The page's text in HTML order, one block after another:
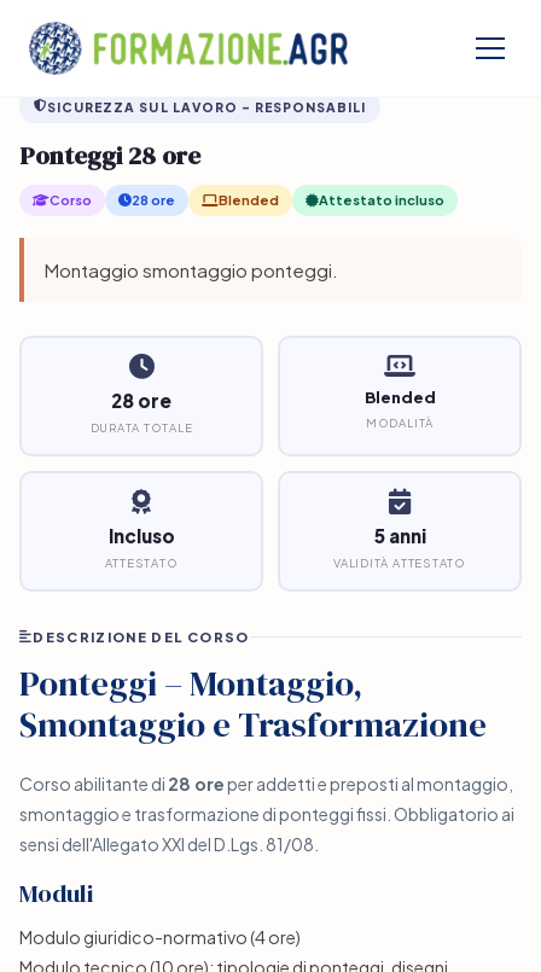
/Shop/ Sicurezza sul Lavoro – Responsabili /Ponteggi 28 ore
SICUREZZA SUL LAVORO – RESPONSABILI
Ponteggi 28 ore
Corso 28 ore Blended Attestato incluso
Montaggio smontaggio ponteggi.
28 ore
DURATA TOTALE
Blended
MODALITÀ
Incluso
ATTESTATO
5 anni
VALIDITÀ ATTESTATO
DESCRIZIONE DEL CORSO
Ponteggi – Montaggio,
Smontaggio e Trasformazione
Corso abilitante di 28 oreper addetti e preposti al montaggio,
smontaggio e trasformazione di ponteggi fissi. Obbligatorio ai
sensi dell'Allegato XXI del D.Lgs. 81/08.
Moduli
Modulo giuridico-normativo (4 ore)
Modulo tecnico (10 ore): tipologie di ponteggi, disegni